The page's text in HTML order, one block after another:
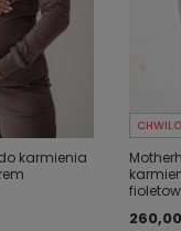
karmienia